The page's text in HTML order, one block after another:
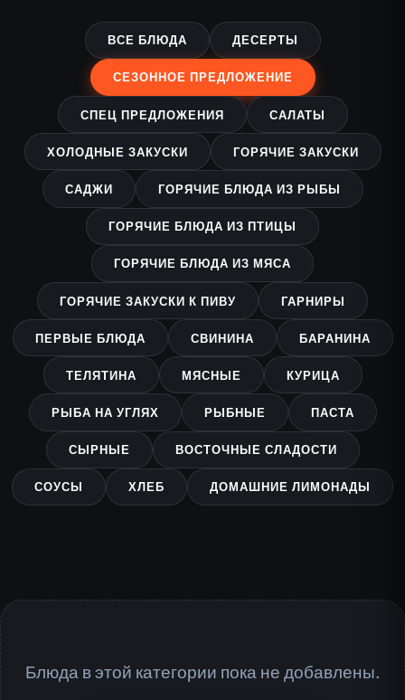
ВСЕ БЛЮДА ДЕСЕРТЫ
СЕЗОННОЕ ПРЕДЛОЖЕНИЕ
СПЕЦ ПРЕДЛОЖЕНИЯ САЛАТЫ
ХОЛОДНЫЕ ЗАКУСКИ ГОРЯЧИЕ ЗАКУСКИ
САДЖИ ГОРЯЧИЕ БЛЮДА ИЗ РЫБЫ
ГОРЯЧИЕ БЛЮДА ИЗ ПТИЦЫ
ГОРЯЧИЕ БЛЮДА ИЗ МЯСА
ГОРЯЧИЕ ЗАКУСКИ К ПИВУ ГАРНИРЫ
ПЕРВЫЕ БЛЮДА СВИНИНА БАРАНИНА
ТЕЛЯТИНА МЯСНЫЕ КУРИЦА
РЫБА НА УГЛЯХ РЫБНЫЕ ПАСТА
СЫРНЫЕ ВОСТОЧНЫЕ СЛАДОСТИ
СОУСЫ ХЛЕБ ДОМАШНИЕ ЛИМОНАДЫ
Блюда в этой категории пока не добавлены.